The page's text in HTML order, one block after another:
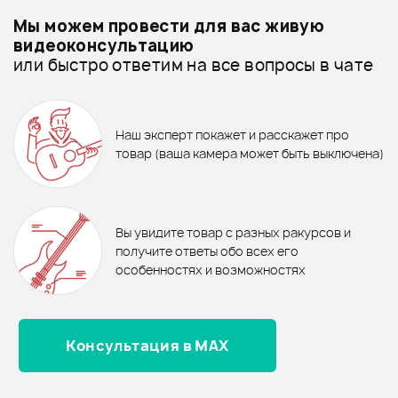
7%
730 ₽
Изоляционная панель под
монитор FORCE EPP-007
В корзину
21% ХИТ
ATH-M50X
3 390 ₽
Стойка для студийного
монитора BEHRINGER SM2001
В корзину
3 150 ₽
Стойка для студийного
Отзывы
4.7
Оценка5
Оценка4
Стойки для студийных мониторов - дешевле
Стойки для студийных мониторов - дороже
Стойки для студийных мониторов - новинки
Мы можем провести для вас живую
видеоконсультацию
или быстро ответим на все вопросы в чате
Наш эксперт покажет и расскажет про
товар (ваша камера может быть выключена)
Вы увидите товар с разных ракурсов и
получите ответы обо всех его
особенностях и возможностях
Консультация в MAX